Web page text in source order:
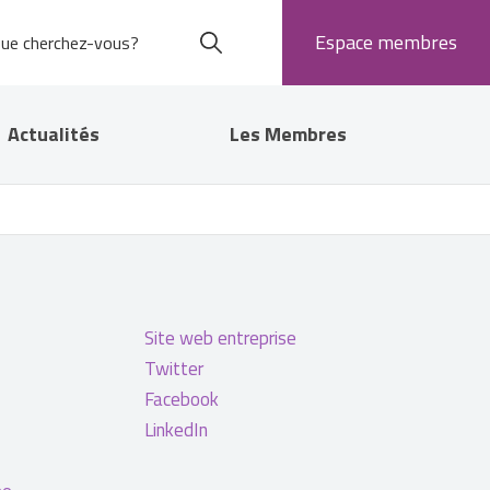
Espace membres
Actualités Les Membres
Site web entreprise
Twitter
Facebook
LinkedIn